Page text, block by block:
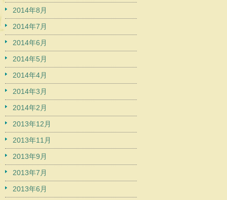
2014年8月
2014年7月
2014年6月
2014年5月
2014年4月
2014年3月
2014年2月
2013年12月
2013年11月
2013年9月
2013年7月
2013年6月